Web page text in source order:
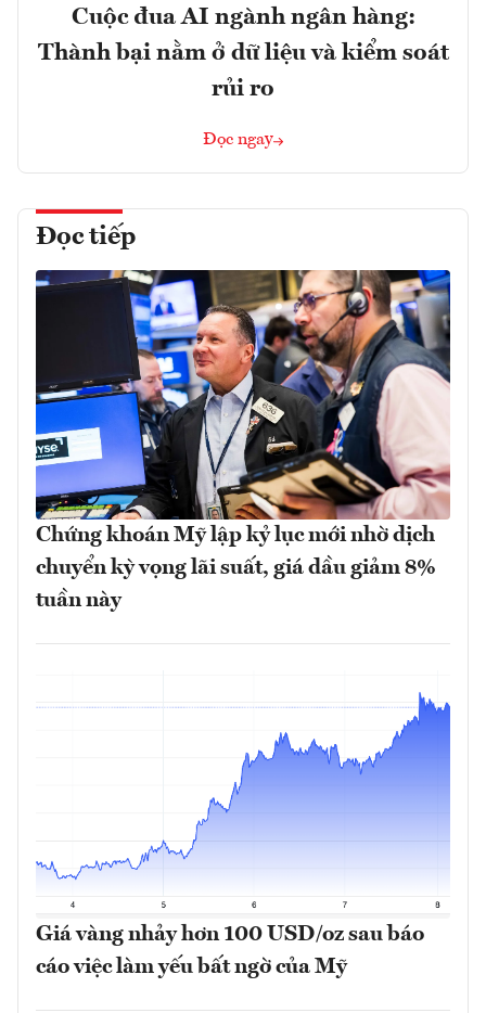
Cuộc đua AI ngành ngân hàng:
Thành bại nằm ở dữ liệu và kiểm soát
rủi ro
Đọc ngay
Đọc tiếp
Chứng khoán Mỹ lập kỷ lục mới nhờ dịch
chuyển kỳ vọng lãi suất, giá dầu giảm 8%
tuần này
Giá vàng nhảy hơn 100 USD/oz sau báo
cáo việc làm yếu bất ngờ của Mỹ